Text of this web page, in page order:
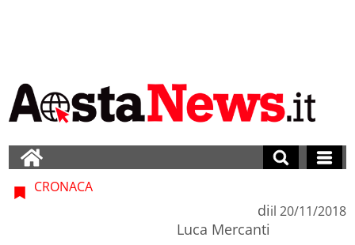
CRONACA
di
Luca Mercanti
il 20/11/2018